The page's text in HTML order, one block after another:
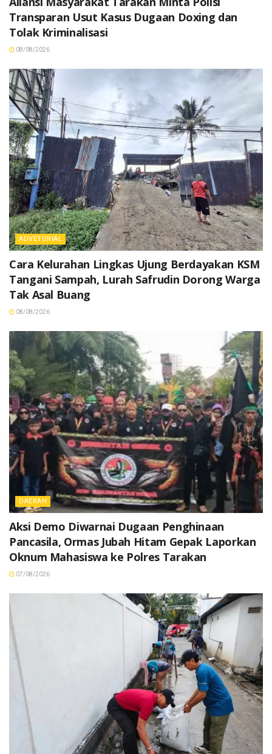
Transparan Usut Kasus Dugaan Doxing dan
Tolak Kriminalisasi
08/08/2026
ADVETORIAL
Cara Kelurahan Lingkas Ujung Berdayakan KSM
Tangani Sampah, Lurah Safrudin Dorong Warga
Tak Asal Buang
08/08/2026
DAERAH
Aksi Demo Diwarnai Dugaan Penghinaan
Pancasila, Ormas Jubah Hitam Gepak Laporkan
Oknum Mahasiswa ke Polres Tarakan
07/08/2026